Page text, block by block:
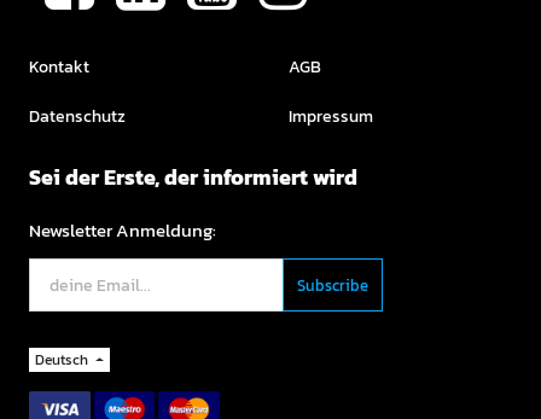
Kontakt
Datenschutz
AGB
Impressum
Sei der Erste, der informiert wird
Newsletter Anmeldung:
Deutsch